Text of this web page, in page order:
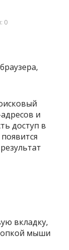
0
и
доступ в
вкладку,
мыши